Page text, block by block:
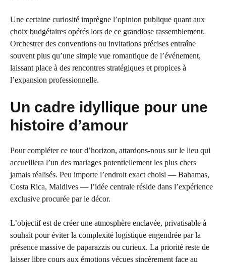
Une certaine curiosité imprègne l’opinion publique quant aux
choix budgétaires opérés lors de ce grandiose rassemblement.
Orchestrer des conventions ou invitations précises entraîne
souvent plus qu’une simple vue romantique de l’événement,
laissant place à des rencontres stratégiques et propices à
l’expansion professionnelle.
Un cadre idyllique pour une
histoire d’amour
Pour compléter ce tour d’horizon, attardons-nous sur le lieu qui
accueillera l’un des mariages potentiellement les plus chers
jamais réalisés. Peu importe l’endroit exact choisi — Bahamas,
Costa Rica, Maldives — l’idée centrale réside dans l’expérience
exclusive procurée par le décor.
L’objectif est de créer une atmosphère enclavée, privatisable à
souhait pour éviter la complexité logistique engendrée par la
présence massive de paparazzis ou curieux. La priorité reste de
laisser libre cours aux émotions vécues sincèrement face au